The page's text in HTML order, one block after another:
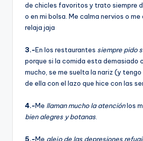
de chicles favoritos y trato siempre
o en mi bolsa. Me calma nervios o me
relaja jaja
3.-En los restaurantes siempre pido
porque si la comida esta demasiado
mucho, se me suelta la nariz (y
de ella con el lazo que hice con las
4.-Me llaman mucho la atenciónlos
bien alegres y botanas
5.-Me alejo de las depresiones